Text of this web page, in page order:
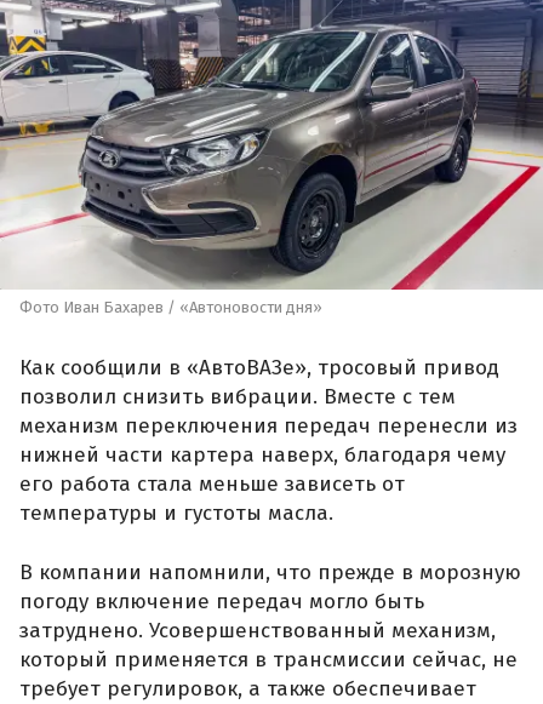
Фото Иван Бахарев / «Автоновости дня»
Как сообщили в «АвтоВАЗе», тросовый привод
позволил снизить вибрации. Вместе с тем
механизм переключения передач перенесли из
нижней части картера наверх, благодаря чему
его работа стала меньше зависеть от
температуры и густоты масла.
В компании напомнили, что прежде в морозную
погоду включение передач могло быть
затруднено. Усовершенствованный механизм,
который применяется в трансмиссии сейчас, не
требует регулировок, а также обеспечивает